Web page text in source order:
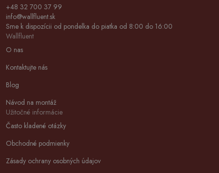
+48 32 700 37 99
info@wallfluent.sk
Sme k dispozícii od pondelka do piatka od 8:00 do 16:00
Wallfluent
O nas
Kontaktujte nás
Blog
Návod na montáž
Užitočné informácie
Často kladené otázky
Obchodné podmienky
Zásady ochrany osobných údajov